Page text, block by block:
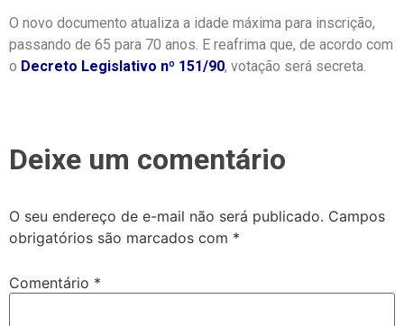
O novo documento atualiza a idade máxima para inscrição,
passando de 65 para 70 anos. E reafrima que, de acordo com
o Decreto Legislativo nº 151/90, votação será secreta.
Deixe um comentário
O seu endereço de e-mail não será publicado. Campos
obrigatórios são marcados com *
Comentário *